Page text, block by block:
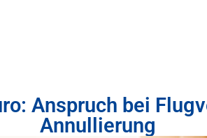
Anspruch bei
Annullierung